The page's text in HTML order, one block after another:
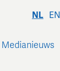
Medianieuws
NL EN